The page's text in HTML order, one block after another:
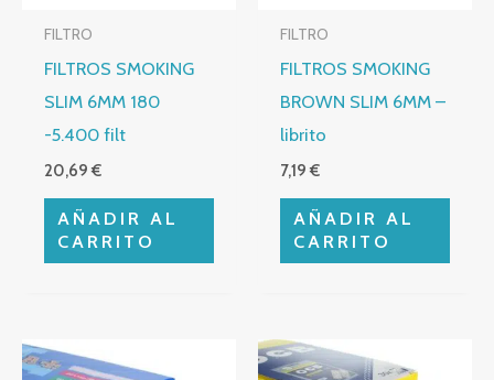
FILTRO
FILTROS SMOKING
SLIM 6MM 180
-5.400 filt
20,69€
AÑADIR AL
CARRITO
FILTRO
FILTROS SMOKING
BROWN SLIM 6MM –
librito
7,19€
AÑADIR AL
CARRITO